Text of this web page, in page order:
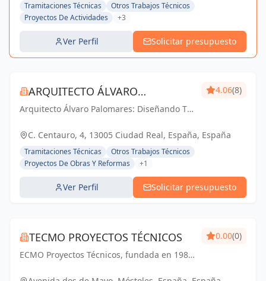
Tramitaciones Técnicas
Otros Trabajos Técnicos
Proyectos De Actividades
+3
Ver Perfil Solicitar presupuesto
ARQUITECTO ÁLVARO
PALOMARES
Arquitecto Álvaro Palomares: Diseñando Tu
4.06(8)
C. Centauro, 4, 13005 Ciudad Real, España, España
Tramitaciones Técnicas
Otros Trabajos Técnicos
Proyectos De Obras Y Reformas
+1
Ver Perfil Solicitar presupuesto
TECMO PROYECTOS TÉCNICOS
ECMO Proyectos Técnicos, fundada en 1989,
experiencia en la elaboración y tramitación
0.00(0)